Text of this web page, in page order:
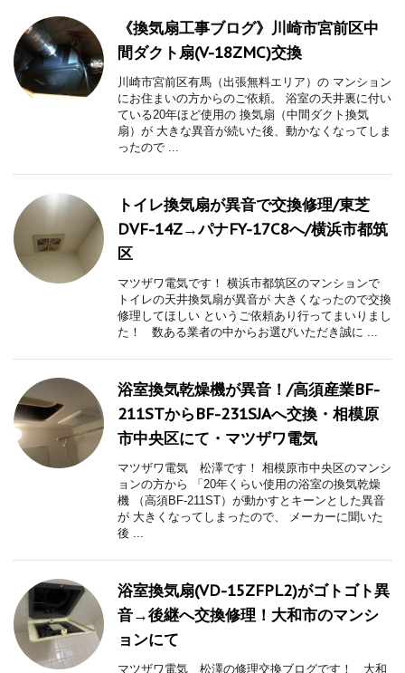
《換気扇工事ブログ》川崎市宮前区中
間ダクト扇(V-18ZMC)交換
川崎市宮前区有馬（出張無料エリア）の マンション
にお住まいの方からのご依頼。 浴室の天井裏に付い
ている20年ほど使用の 換気扇（中間ダクト換気
扇）が 大きな異音が続いた後、動かなくなってしま
ったので ...
トイレ換気扇が異音で交換修理/東芝
DVF-14Z→パナFY-17C8へ/横浜市都筑
区
マツザワ電気です！ 横浜市都筑区のマンションで
トイレの天井換気扇が異音が 大きくなったので交換
修理してほしい というご依頼あり行ってまいりまし
た！ 数ある業者の中からお選びいただき誠に ...
浴室換気乾燥機が異音！/高須産業BF-
211STからBF-231SJAへ交換・相模原
市中央区にて・マツザワ電気
マツザワ電気 松澤です！ 相模原市中央区のマンシ
ョンの方から 「20年くらい使用の浴室の換気乾燥
機 （高須BF-211ST）が動かすとキーンとした異音
が 大きくなってしまったので、 メーカーに聞いた
後 ...
浴室換気扇(VD-15ZFPL2)がゴトゴト異
音→後継へ交換修理！大和市のマンシ
ョンにて
マツザワ電気 松澤の修理交換ブログです！ 大和